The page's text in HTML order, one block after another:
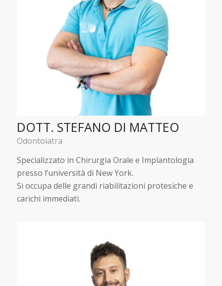
DOTT. STEFANO DI MATTEO
Odontoiatra
Specializzato in Chirurgia Orale e Implantologia
presso l’università di New York.
Si occupa delle grandi riabilitazioni protesiche e
carichi immediati.